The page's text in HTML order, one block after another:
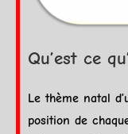
Qu’est ce
Le thème natal
position de